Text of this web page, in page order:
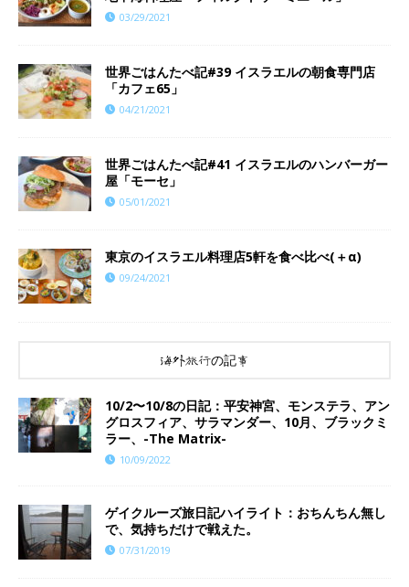
03/29/2021
世界ごはんたべ記#39 イスラエルの朝食専門店
「カフェ65」
04/21/2021
世界ごはんたべ記#41 イスラエルのハンバーガー
屋「モーセ」
05/01/2021
東京のイスラエル料理店5軒を食べ比べ(＋α)
09/24/2021
海外旅行の記事
10/2〜10/8の日記：平安神宮、モンステラ、アン
グロスフィア、サラマンダー、10月、ブラックミ
ラー、-The Matrix-
10/09/2022
ゲイクルーズ旅日記ハイライト：おちんちん無し
で、気持ちだけで戦えた。
07/31/2019